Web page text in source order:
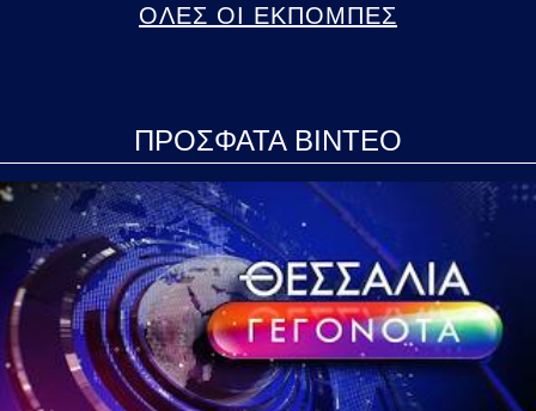
ΟΛΕΣ ΟΙ ΕΚΠΟΜΠΕΣ
ΠΡΟΣΦΑΤΑ ΒΙΝΤΕΟ